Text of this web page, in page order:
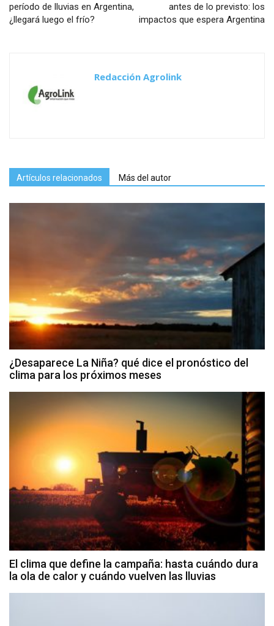
período de lluvias en Argentina,
¿llegará luego el frío?
antes de lo previsto: los
impactos que espera Argentina
Redacción Agrolink
Artículos relacionados Más del autor
¿Desaparece La Niña? qué dice el pronóstico del
clima para los próximos meses
El clima que define la campaña: hasta cuándo dura
la ola de calor y cuándo vuelven las lluvias